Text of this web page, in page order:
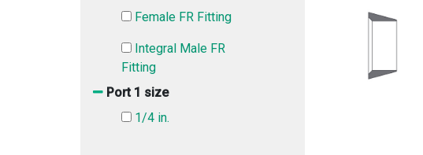
Female FR Fitting
Integral Male FR
Fitting
Port 1 size
1/4 in.